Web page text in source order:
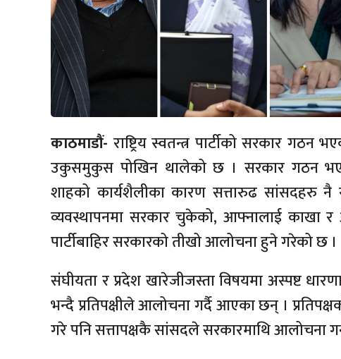
काठमाडौं- राष्ट्रिय स्वतन्त्र पार्टीको सरकार
उकुसमुकुस पोखिन थालेको छ । सरकार गठन भएको
शाहको कार्यशैलीका कारण सत्तारुढ सांसदहरु
व्यवस्थापनमा सरकार चुकेको, आफ्नालाई काखा र
पार्टीबाहिर सरकारको तीखो आलोचना हुने गरेको छ ।
संघीयता र प्रदेश खारेजीजस्ता विषयमा अस्पष्ट
भन्दै प्रतिपक्षीले आलोचना गर्दै आएका छन् ।
गरे पनि सत्तापक्षकै सांसदले सरकारमाथि आलोचना